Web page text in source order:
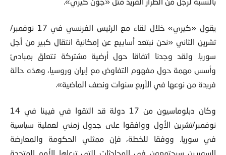
تشرين الثاني «نحن نبتعد أسابيع عن إمكانية انتقال كبير من أجل
سوريا. ولقد وجدنا اتفاقا حول أرضية مشتركة تتعلق بمبادئ
وأسس مهمة حول مفهوم التفاوض مع إيران وروسيا، وهذه حالة
فريدة من نوعها في الأربع سنوات ونصف الماضية».
نوفمبر/تشرين الأول ووافقوا على جدول زمني لعملية سياسية
في سوريا. ووفقا للخطة، فإن ممثلي الحكومة والمعارضة
السوريين سيجتمعون في المحادثات التي ترعاها الأمم المتحدة